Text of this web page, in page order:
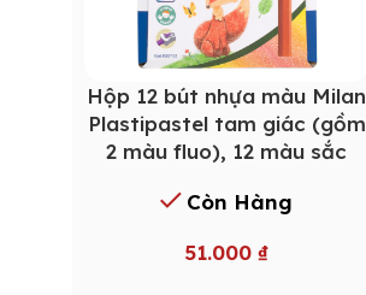
Hộp 12 bút nhựa màu Milan
Plastipastel tam giác (gồm
2 màu fluo), 12 màu sắc
Còn Hàng
51.000₫